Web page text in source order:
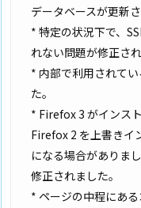
データベースが更新
* 特定の状況下で、
れない問題が修正され
* 内部で利用されて
た。
* Firefox 3 がインス
Firefox 2 を上書きイ
になる場合がありま
修正されました。
* ページの中程にあ